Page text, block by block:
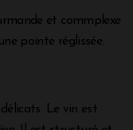
et commplexe
pointe réglissée.
Le vin est